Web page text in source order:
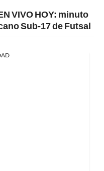
VIVO HOY: minuto
Sub-17 de Futsal